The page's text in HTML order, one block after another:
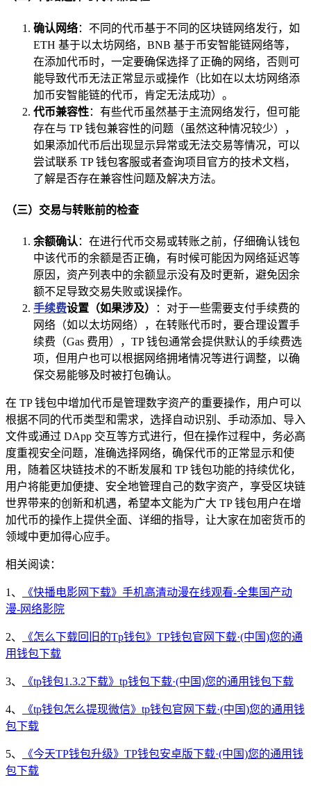
确认网络：不同的代币基于不同的区块链网络发行，如
ETH 基于以太坊网络，BNB 基于币安智能链网络等，
在添加代币时，一定要确保选择了正确的网络，否则可
能导致代币无法正常显示或操作（比如在以太坊网络添
加币安智能链的代币，肯定无法成功）。
代币兼容性：有些代币虽然基于主流网络发行，但可能
存在与 TP 钱包兼容性的问题（虽然这种情况较少），
如果添加代币后出现显示异常或无法交易等情况，可以
尝试联系 TP 钱包客服或者查询项目官方的技术文档，
了解是否存在兼容性问题及解决方法。
（三）交易与转账前的检查
余额确认 ：在进行代币交易或转账之前，仔细确认钱包
中该代币的余额是否正确，有时候可能因为网络延迟等
原因，资产列表中的余额显示没有及时更新，避免因余
额不足导致交易失败或误操作。
手续费设置（如果涉及）
：对于一些需要支付手续费的
网络（如以太坊网络），在转账代币时，要合理设置手
续费（Gas 费用），TP 钱包通常会提供默认的手续费选
项，但用户也可以根据网络拥堵情况等进行调整，以确
保交易能够及时被打包确认。
在 TP 钱包中增加代币是管理数字资产的重要操作，用户可以
根据不同的代币类型和需求，选择自动识别、手动添加、导入
文件或通过 DApp 交互等方式进行，但在操作过程中，务必高
度重视安全问题，准确选择网络，确保代币的正常显示和使
用，随着区块链技术的不断发展和 TP 钱包功能的持续优化，
用户将能更加便捷、安全地管理自己的数字资产，享受区块链
世界带来的创新和机遇，希望本文能为广大 TP 钱包用户在增
加代币的操作上提供全面、详细的指导，让大家在加密货币的
领域中更加得心应手。
相关阅读：
1、
《快播电影网下载》手机高清动漫在线观看-全集国产动
漫-网络影院
2、
《怎么下载回旧的Tp钱包》TP钱包官网下载·(中国)您的通
用钱包下载
3、 《tp钱包1.3.2下载》tp钱包下载·(中国)您的通用钱包下载
4、
《tp钱包怎么提现微信》tp钱包官网下载·(中国)您的通用钱
包下载
5、
《今天TP钱包升级》TP钱包安卓版下载·(中国)您的通用钱
包下载